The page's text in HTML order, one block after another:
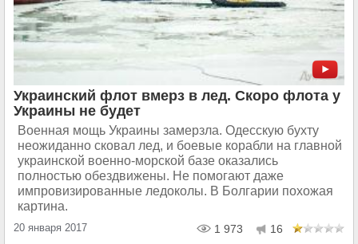
Украинский флот вмерз в лед. Скоро флота у
Украины не будет
Военная мощь Украины замерзла. Одесскую бухту
неожиданно сковал лед, и боевые корабли на главной
украинской военно-морской базе оказались
полностью обездвижены. Не помогают даже
импровизированные ледоколы. В Болгарии похожая
картина.
20 января 2017 1 973 16